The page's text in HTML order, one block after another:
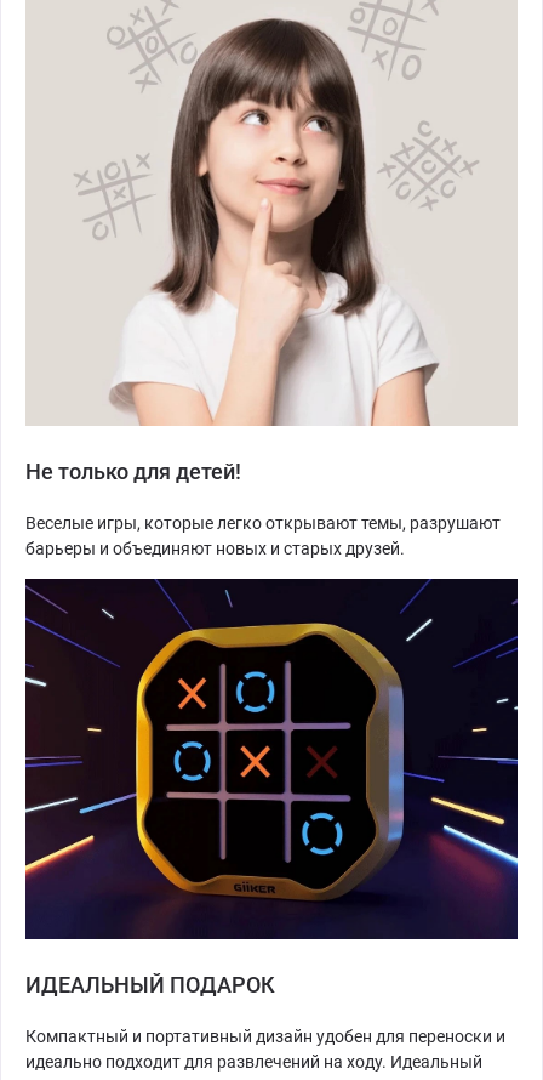
Не только для детей!
Веселые игры, которые легко открывают темы, разрушают
барьеры и объединяют новых и старых друзей.
ИДЕАЛЬНЫЙ ПОДАРОК
Компактный и портативный дизайн удобен для переноски и
идеально подходит для развлечений на ходу. Идеальный